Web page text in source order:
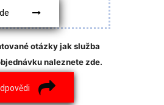
otázky jak služba
naleznete zde.